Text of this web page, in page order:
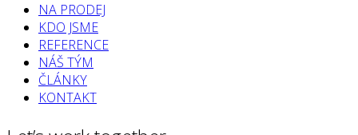
NA PRODEJ
KDO JSME
REFERENCE
NÁŠ TÝM
ČLÁNKY
KONTAKT